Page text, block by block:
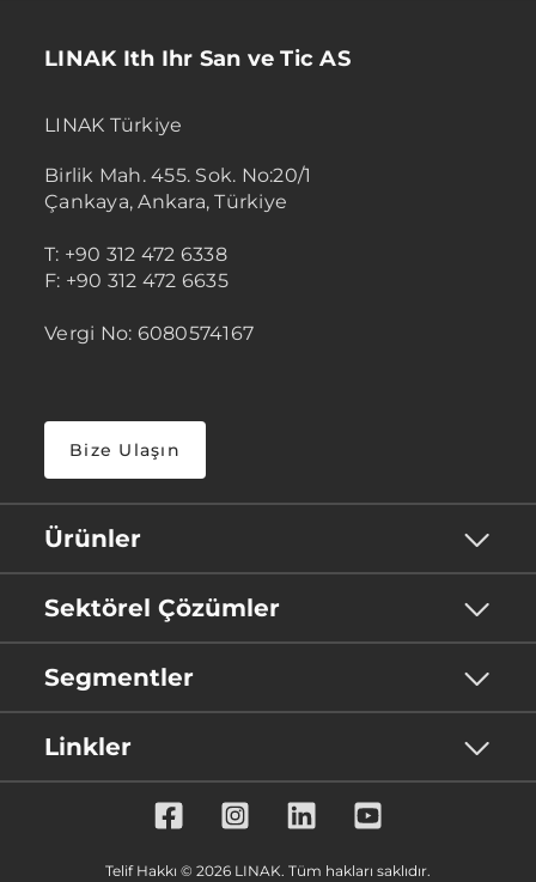
LINAK Ith Ihr San ve Tic AS
LINAK Türkiye
Birlik Mah. 455. Sok. No:20/1
Çankaya, Ankara, Türkiye
T: +90 312 472 6338
F: +90 312 472 6635
Vergi No: 6080574167
Bize Ulaşın
Ürünler
Sektörel Çözümler
Segmentler
Linkler
Telif Hakkı © 2026 LINAK. Tüm hakları saklıdır.